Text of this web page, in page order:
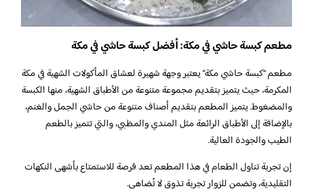
مطعم كبسة حاشي في مكة: أفضل كبسة حاشي في مكة
مطعم “كبسة حاشي مكة” يعتبر وجهة شهيرة لعشاق المأكولات الشهية في مكة
المكرمة، حيث يتميز بتقديم مجموعة متنوعة من الأطباق الشهية، منها الكبسة
والمضغوط. يتميز المطعم بتقديم أصناف متنوعة من حاشي الجمل والغنم،
بالإضافة إلى الأطباق الرائعة مثل المندي والمظبي، والتي تتميز بالطعم
الطيب والجودة العالية.
إن تجربة تناول الطعام في هذا المطعم تعد فرصة للاستمتاع بأشهى النكهات
التقليدية، وتضمن للزوار تجربة تذوق لا تُضاهى.